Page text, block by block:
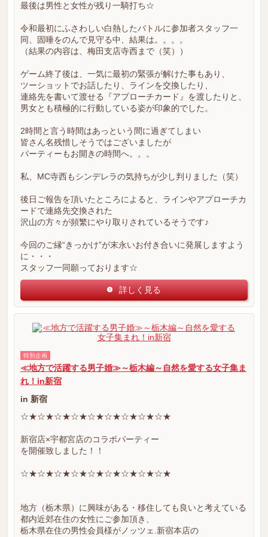
最後は男性と女性が残り一騎打ち☆
令和最初にふさわしい白熱したバトルに参加者スタッフ一
同、固唾をのんで見守る中、結果は。。。。
（結果の内容は、梅田支店寺西まで（笑））
ゲーム終了後は、一気に最初の緊張が解けた事もあり、
ツーショットでお話したり、ラインを交換したり、
連絡先を書いて渡せる『アプローチカード』を渡したりと、
男女とも積極的に行動している姿が印象的でした。
2時間と言う時間はあっという間に過ぎてしまい
皆さん名残惜しそうではございましたが
パーティーもお開きの時間へ。。。
私、MC寺西もシンデレラの気持ちが少し判りました（笑）
後日ご報告を頂いたところによると、ラインやアプローチカ
ードで連絡先交換された
沢山の方々が頻繁にやり取りされているそうです♪
今回のご縁“きっかけ”が末永いお付き合いに発展しますよう
に・・・
スタッフ一同願っております☆
詳しく見る
特別企画
≪地方で活躍する男子婚≫～栃木編～自然を愛する女子集ま
れ！in新宿
in 新宿
☆★☆★☆★☆★☆★☆★☆★☆★☆★
新宿店×宇都宮店のコラボパーティー
を開催致しました！！
☆★☆★☆★☆★☆★☆★☆★☆★☆★
地方（栃木県）に興味がある・移住しても良いと考えている
都内近郊在住の女性にご参加頂き、
栃木県在住の男性会員様がノッツェ.新宿本店の